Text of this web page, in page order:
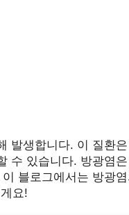
발생합니다. 이 질환
수 있습니다. 방광염
블로그에서는 방광
요!